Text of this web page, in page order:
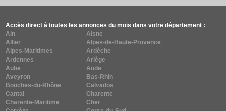
Accès direct à toutes les annonces du mois dans votre département :
Ain
Aisne
Allier
Alpes-de-Haute-Provence
Alpes-Maritimes
Ardèche
Ardennes
Ariège
Aube
Aude
Aveyron
Bas-Rhin
Bouches-du-Rhône
Calvados
Cantal
Charente
Charente-Maritime
Cher